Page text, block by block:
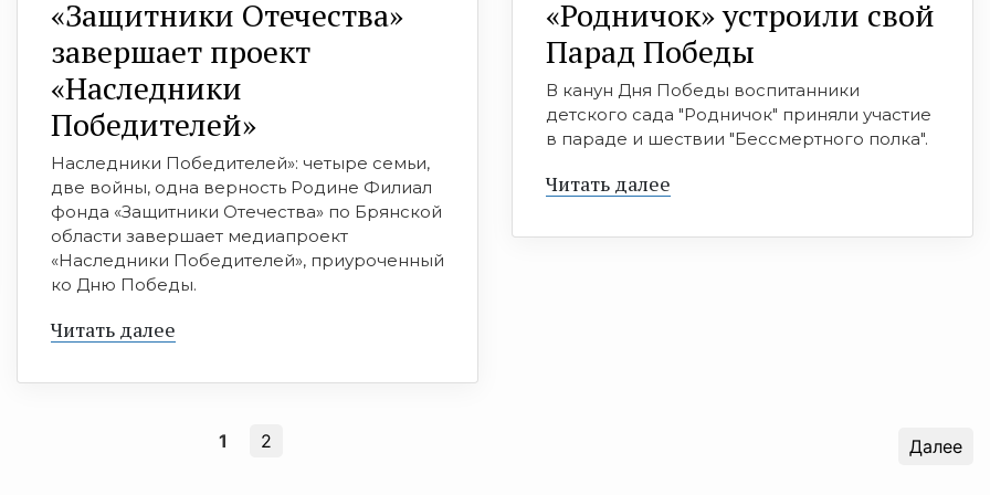
«Защитники Отечества»
завершает проект
«Наследники
Победителей»
Наследники Победителей»: четыре семьи,
две войны, одна верность Родине Филиал
фонда «Защитники Отечества» по Брянской
области завершает медиапроект
«Наследники Победителей», приуроченный
ко Дню Победы.
Читать далее
«Родничок» устроили свой
Парад Победы
В канун Дня Победы воспитанники
детского сада "Родничок" приняли участие
в параде и шествии "Бессмертного полка".
Читать далее
1 2 Далее